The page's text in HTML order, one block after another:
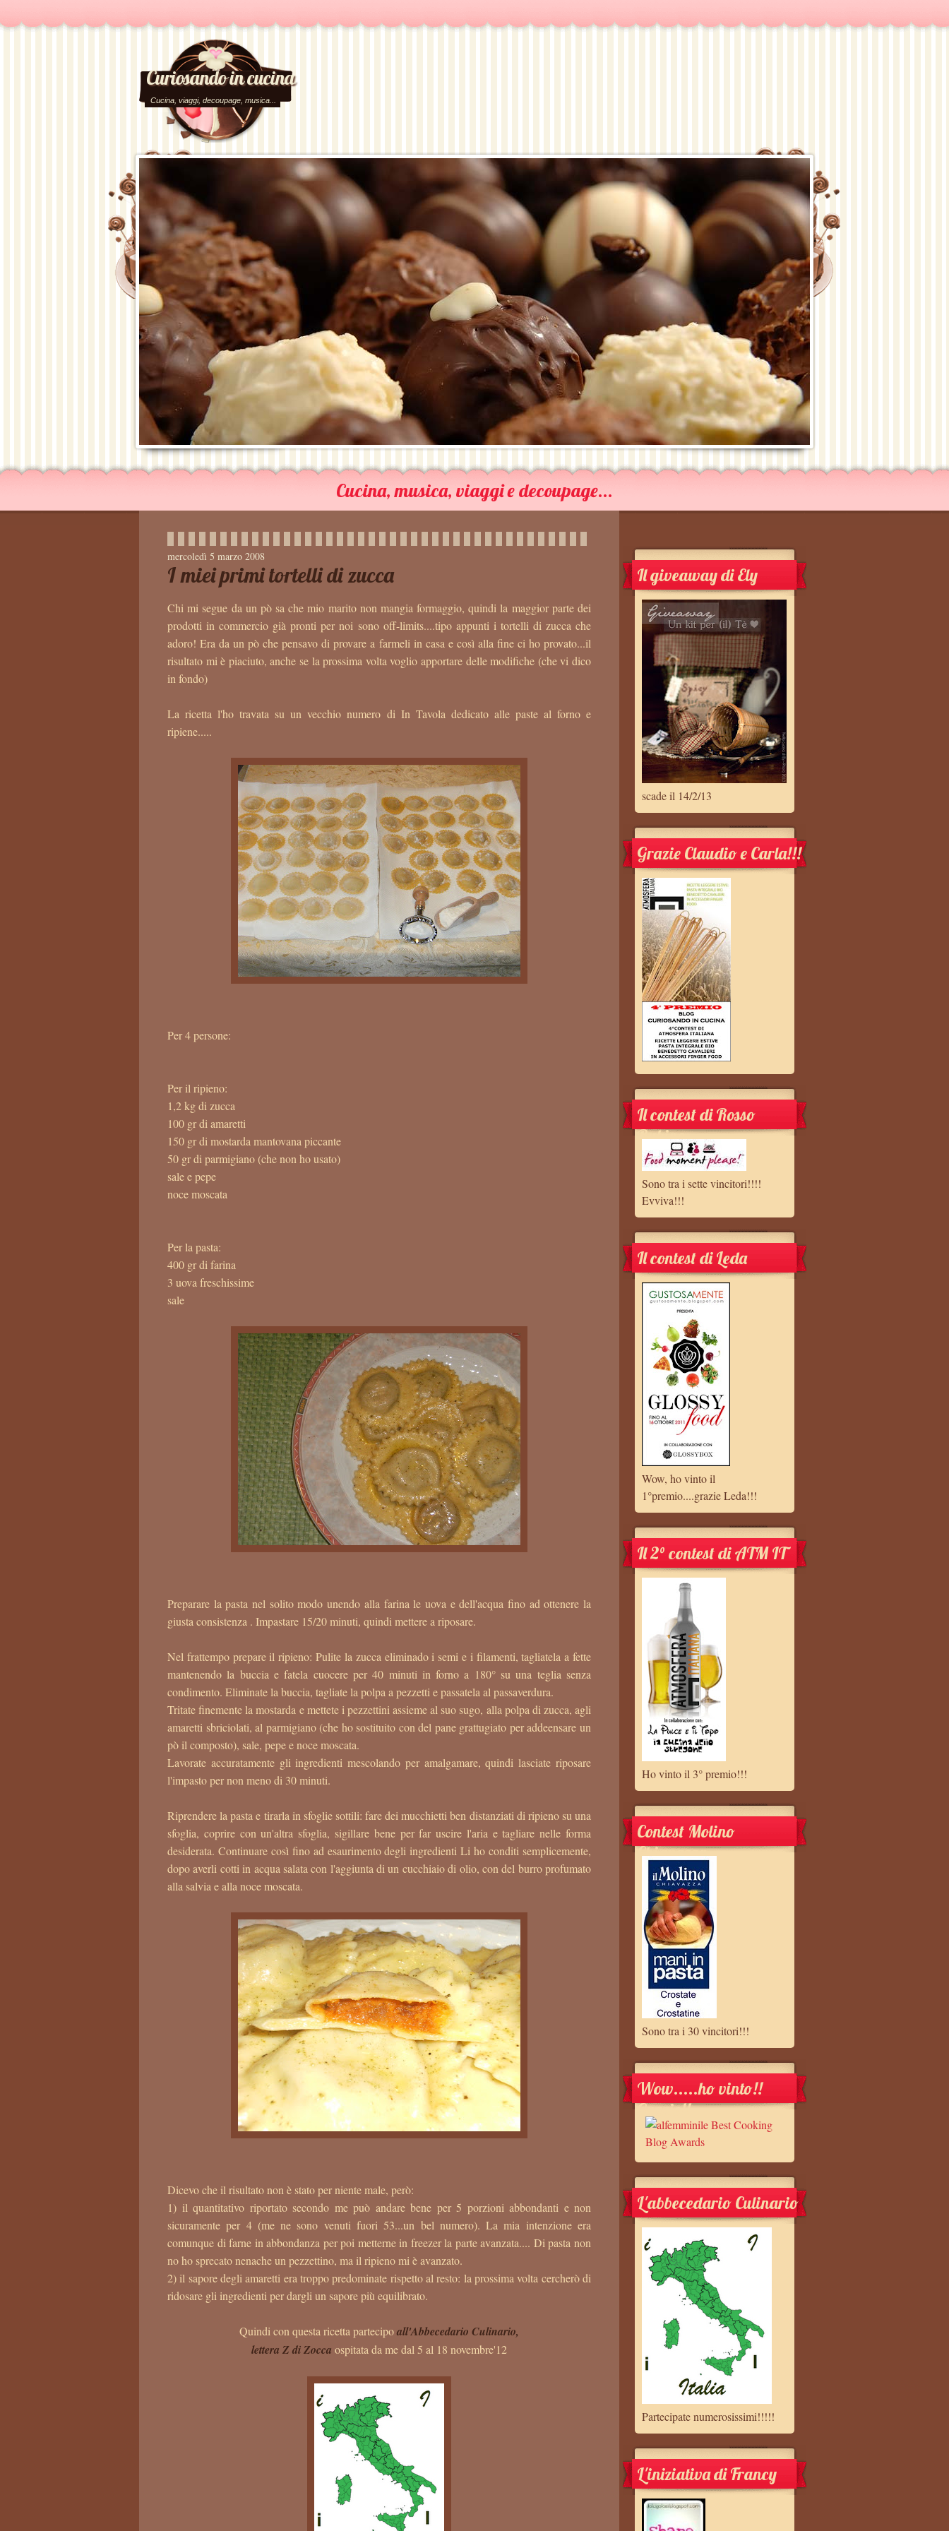
Curiosando in cucina
Cucina, viaggi, decoupage, musica...
Cucina, musica, viaggi e decoupage...
mercoledì 5 marzo 2008
I miei primi tortelli di zucca
Chi mi segue da un pò sa che mio marito non mangia formaggio, quindi la maggior parte dei
prodotti in commercio già pronti per noi sono off-limits....tipo appunti i tortelli di zucca che
adoro! Era da un pò che pensavo di provare a farmeli in casa e così alla fine ci ho provato...il
risultato mi è piaciuto, anche se la prossima volta voglio apportare delle modifiche (che vi dico
in fondo)
La ricetta l'ho travata su un vecchio numero di In Tavola dedicato alle paste al forno e
ripiene.....
Per 4 persone:
Per il ripieno:
1,2 kg di zucca
100 gr di amaretti
150 gr di mostarda mantovana piccante
50 gr di parmigiano (che non ho usato)
sale e pepe
noce moscata
Per la pasta:
400 gr di farina
3 uova freschissime
sale
Preparare la pasta nel solito modo unendo alla farina le uova e dell'acqua fino ad ottenere la
giusta consistenza . Impastare 15/20 minuti, quindi mettere a riposare.
Nel frattempo prepare il ripieno: Pulite la zucca eliminado i semi e i filamenti, tagliatela a fette
mantenendo la buccia e fatela cuocere per 40 minuti in forno a 180° su una teglia senza
condimento. Eliminate la buccia, tagliate la polpa a pezzetti e passatela al passaverdura.
Tritate finemente la mostarda e mettete i pezzettini assieme al suo sugo, alla polpa di zucca, agli
amaretti sbriciolati, al parmigiano (che ho sostituito con del pane grattugiato per addeensare un
pò il composto), sale, pepe e noce moscata.
Lavorate accuratamente gli ingredienti mescolando per amalgamare, quindi lasciate riposare
l'impasto per non meno di 30 minuti.
Riprendere la pasta e tirarla in sfoglie sottili: fare dei mucchietti ben distanziati di ripieno su una
sfoglia, coprire con un'altra sfoglia, sigillare bene per far uscire l'aria e tagliare nelle forma
desiderata. Continuare così fino ad esaurimento degli ingredienti Li ho conditi semplicemente,
dopo averli cotti in acqua salata con l'aggiunta di un cucchiaio di olio, con del burro profumato
alla salvia e alla noce moscata.
Dicevo che il risultato non è stato per niente male, però:
1) il quantitativo riportato secondo me può andare bene per 5 porzioni abbondanti e non
sicuramente per 4 (me ne sono venuti fuori 53...un bel numero). La mia intenzione era
comunque di farne in abbondanza per poi metterne in freezer la parte avanzata.... Di pasta non
no ho sprecato nenache un pezzettino, ma il ripieno mi è avanzato.
2) il sapore degli amaretti era troppo predominate rispetto al resto: la prossima volta cercherò di
ridosare gli ingredienti per dargli un sapore più equilibrato.
Quindi con questa ricetta partecipoall'Abbecedario Culinario,
lettera Z di Zocca ospitata da me dal 5 al 18 novembre'12
Il giveaway di Ely
scade il 14/2/13
Grazie Claudio e Carla!!!
Il contest di Rosso
Rubino
Sono tra i sette vincitori!!!!
Evviva!!!
Il contest di Leda
Wow, ho vinto il
1°premio....grazie Leda!!!
Il 2° contest di ATM IT
Ho vinto il 3° premio!!!
Contest Molino
Chiavazza
Sono tra i 30 vincitori!!!
Wow.....ho vinto!!
Grazie!!
L'abbecedario Culinario
Partecipate numerosissimi!!!!!
L'iniziativa di Francy